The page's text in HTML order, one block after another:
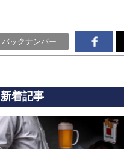
バックナンバー
新着記事